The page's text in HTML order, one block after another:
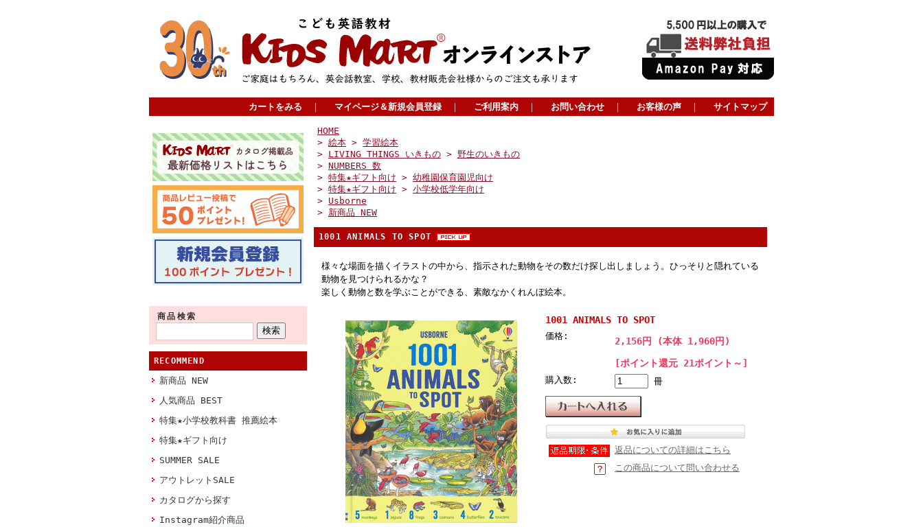
カートをみる ｜ マイページ＆新規会員登録 ｜ ご利用案内 ｜ お問い合わせ ｜ お客様の声 ｜ サイトマップ
商品検索
RECOMMEND
新商品 NEW
人気商品 BEST
特集★小学校教科書 推薦絵本
特集★ギフト向け
SUMMER SALE
アウトレットSALE
カタログから探す
Instagram紹介商品
HOME
> 絵本 > 学習絵本
> LIVING THINGS いきもの > 野生のいきもの
> NUMBERS 数
> 特集★ギフト向け > 幼稚園保育園児向け
> 特集★ギフト向け > 小学校低学年向け
> Usborne
> 新商品 NEW
1001 ANIMALS TO SPOT
様々な場面を描くイラストの中から、指示された動物をその数だけ探し出しましょう。ひっそりと隠れている
動物を見つけられるかな？
楽しく動物と数を学ぶことができる、素敵なかくれんぼ絵本。
1001 ANIMALS TO SPOT
価格:
2,156円 (本体 1,960円)
[ポイント還元 21ポイント～]
購入数: 冊
返品についての詳細はこちら
この商品について問い合わせる